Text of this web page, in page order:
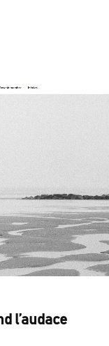
l’audace